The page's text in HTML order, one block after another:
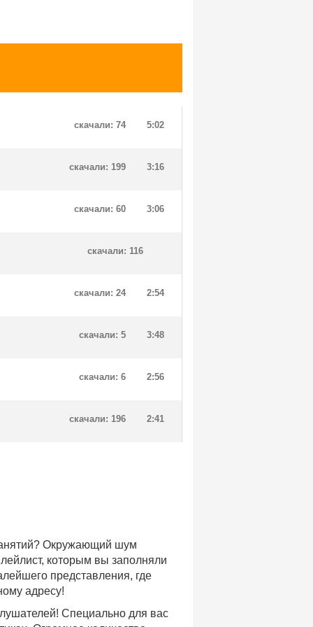
5:02
скачали: 74
3:16
скачали: 199
3:06
скачали: 60
скачали: 116
2:54
скачали: 24
3:48
скачали: 5
2:56
скачали: 6
2:41
скачали: 196
Окружающий шум
которым вы заполняли
представления, где
адресу!
Специально для вас